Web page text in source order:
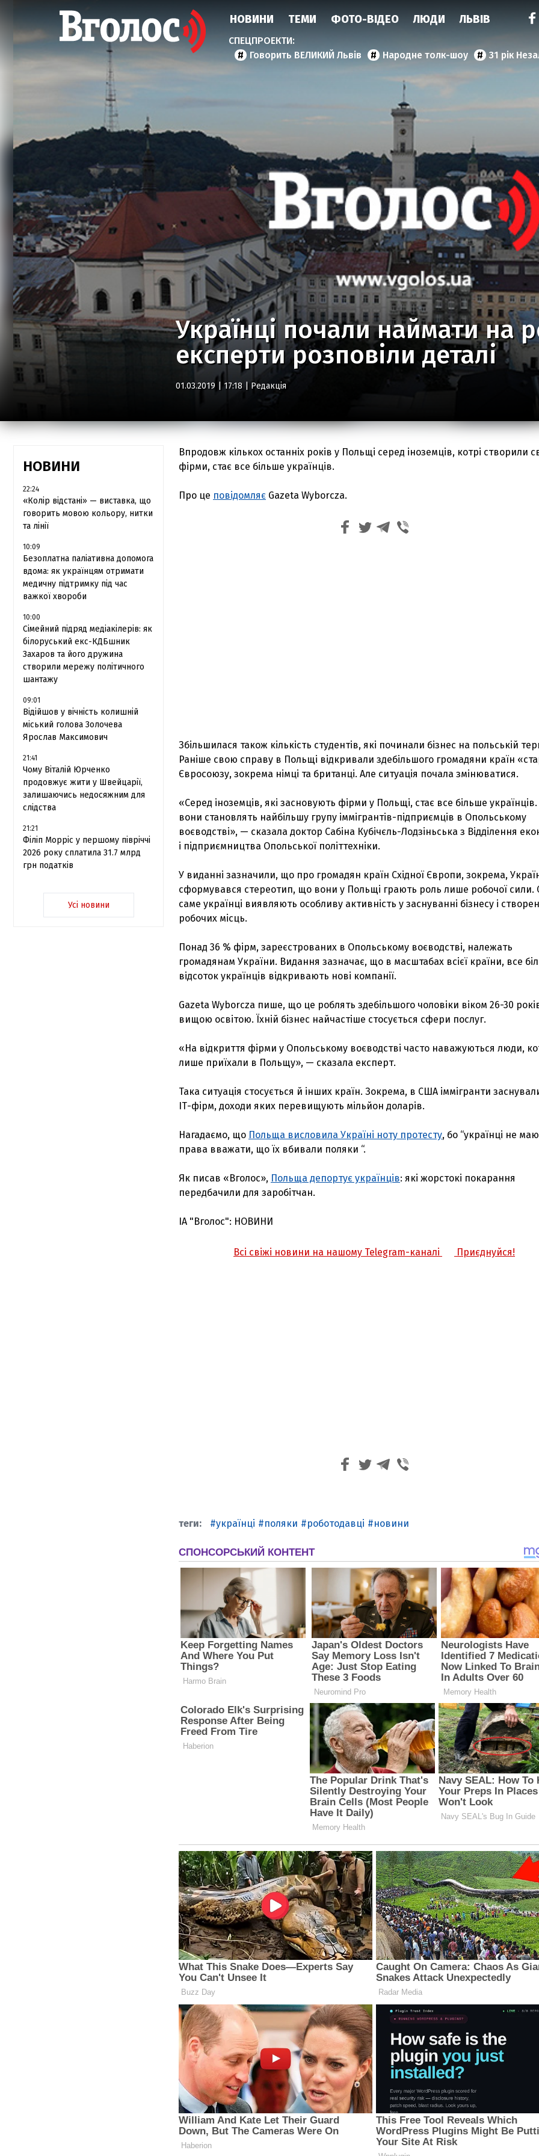
НОВИНИ ТЕМИ ФОТО-ВІДЕО ЛЮДИ ЛЬВІВ
Говорить ВЕЛИКИЙ Львів Народне толк-шоу 31 рік
Українці почали наймати на
експерти розповіли деталі
01.03.2019 | 17:18 | Редакція
НОВИНИ
22:24
«Колір відстані» — виставка, що
говорить мовою кольору, нитки
та лінії
10:09
Безоплатна паліативна допомога
вдома: як українцям отримати
медичну підтримку під час
важкої хвороби
10:00
Сімейний підряд медіакілерів: як
білоруський екс-КДБшник
Захаров та його дружина
створили мережу політичного
шантажу
09:01
Відійшов у вічність колишній
міський голова Золочева
Ярослав Максимович
21:41
Чому Віталій Юрченко
продовжує жити у Швейцарії,
залишаючись недосяжним для
слідства
21:21
Філіп Морріс у першому півріччі
2026 року сплатила 31.7 млрд
грн податків
Усі новини
Впродовж кількох останніх років у Польщі серед іноземців, котрі створили
фірми, стає все більше українців.
Про це повідомляє Gazeta Wyborcza.
Збільшилася також кількість студентів, які починали бізнес на польській
Раніше свою справу в Польщі відкривали здебільшого громадяни країн
Євросоюзу, зокрема німці та британці. Але ситуація почала змінюватися.
«Серед іноземців, які засновують фірми у Польщі, стає все більше
вони становлять найбільшу групу іммігрантів-підприємців в Опольському
воєводстві», — сказала доктор Сабіна Кубічєль-Лодзіньська з Відділення
і підприємництва Опольської політтехніки.
У виданні зазначили, що про громадян країн Східної Європи, зокрема,
сформувався стереотип, що вони у Польщі грають роль лише робочої сили.
саме українці виявляють особливу активність у заснуванні бізнесу і
робочих місць.
Понад 36 % фірм, зареєстрованих в Опольському воєводстві, належать
громадянам України. Видання зазначає, що в масштабах всієї країни, все
відсоток українців відкривають нові компанії.
Gazeta Wyborcza пише, що це роблять здебільшого чоловіки віком 26-30
вищою освітою. Їхній бізнес найчастіше стосується сфери послуг.
«На відкриття фірми у Опольському воєводстві часто наважуються люди,
лише приїхали в Польщу», — сказала експерт.
Така ситуація стосується й інших країн. Зокрема, в США іммігранти
ІТ-фірм, доходи яких перевищують мільйон доларів.
Нагадаємо, що Польща висловила Україні ноту протесту, бо “українці не
права вважати, що їх вбивали поляки “.
Як писав «Вголос», Польща депортує українців: які жорстокі покарання
передбачили для заробітчан.
ІА "Вголос": НОВИНИ
Всі свіжі новини на нашому Telegram-каналі Приєднуйся!
українці поляки роботодавці новини